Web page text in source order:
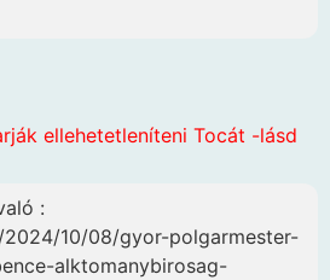
ellehetetleníteni Tocát -lásd
:
10/08/gyor-polgarmester-
alktomanybirosag-